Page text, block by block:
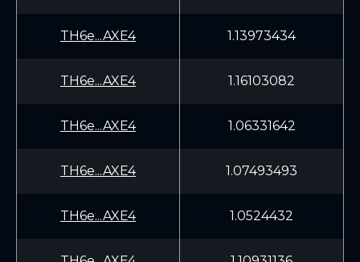
TH6e...AXE4 1.13973434
TH6e...AXE4 1.16103082
TH6e...AXE4 1.06331642
TH6e...AXE4 1.07493493
TH6e...AXE4 1.0524432